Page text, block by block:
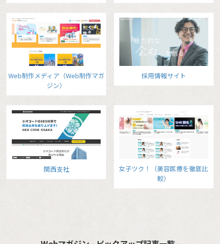
Web制作メディア（Web制作マガ
ジン）
採用情報サイト
関西支社
女子ツク！（美容医療を徹底比
較）